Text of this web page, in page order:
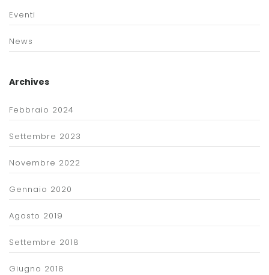
Eventi
News
Archives
Febbraio 2024
Settembre 2023
Novembre 2022
Gennaio 2020
Agosto 2019
Settembre 2018
Giugno 2018